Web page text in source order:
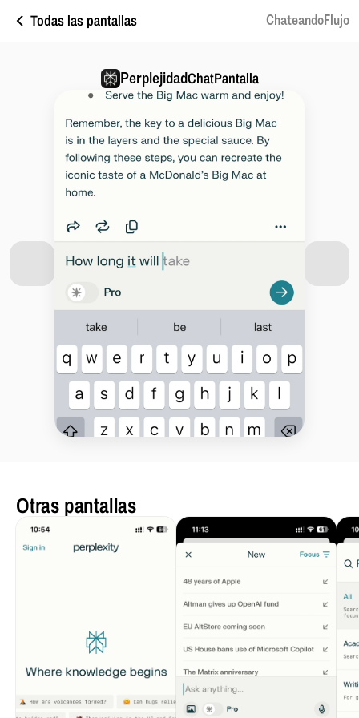
Todas las pantallas ChateandoFlujo
PerplejidadChatPantalla
Otras pantallas